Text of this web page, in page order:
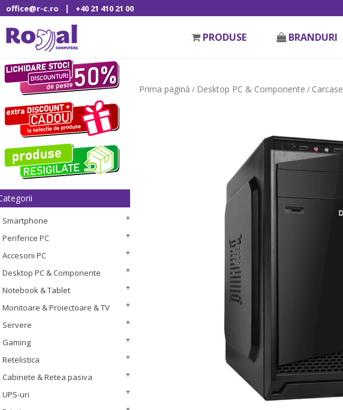
office@r-c.ro | +40 21 410 21 00
PRODUSE BRANDURI
Smartphone
Periferice PC
Accesorii PC
Desktop PC & Componente
Notebook & Tablet
Monitoare & Proiectoare & TV
Servere
Gaming
Retelistica
Cabinete & Retea pasiva
UPS-uri
Prima pagină / Desktop PC & Componente / Carcase